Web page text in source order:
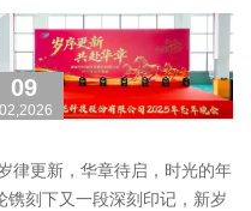
2025忘年晚会活动圆满
功！
09
02,2026
律更新，华章待启，时光的年
镌刻下又一段深刻印记，新岁